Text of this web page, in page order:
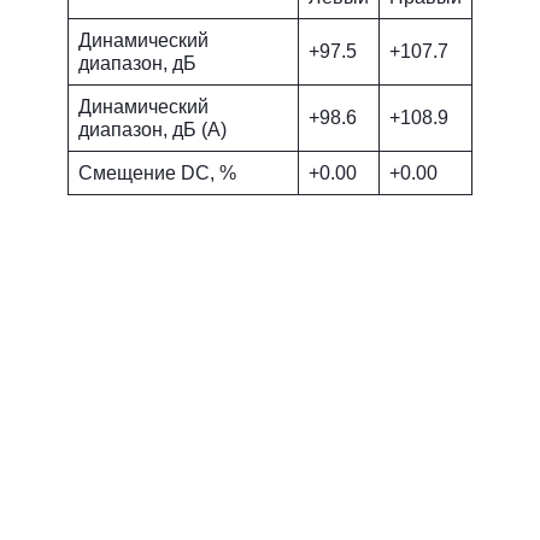
Динамический
диапазон, дБ
+97.5 +107.7
Динамический
диапазон, дБ (А)
+98.6 +108.9
Смещение DC, % +0.00 +0.00